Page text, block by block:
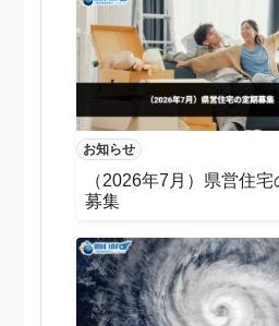
お知らせ
（2026年7月）県営住宅
募集